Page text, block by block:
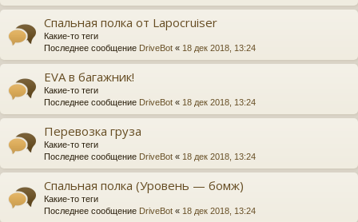
Спальная полка от Lapocruiser
Какие-то теги
Последнее сообщение DriveBot « 18 дек 2018, 13:24
EVA в багажник!
Какие-то теги
Последнее сообщение DriveBot « 18 дек 2018, 13:24
Перевозка груза
Какие-то теги
Последнее сообщение DriveBot « 18 дек 2018, 13:24
Спальная полка (Уровень — бомж)
Какие-то теги
Последнее сообщение DriveBot « 18 дек 2018, 13:24